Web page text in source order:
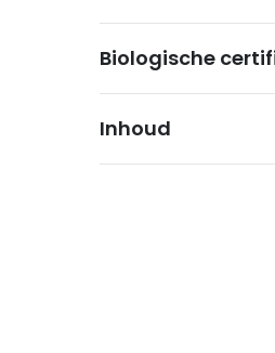
Biologische
Inhoud